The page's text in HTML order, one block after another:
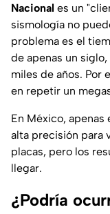
Nacional es un
sismología no
problema es el
de apenas un
miles de años. Por
en repetir un
En México, apenas
alta precisión para
placas, pero los
llegar.
¿Podría